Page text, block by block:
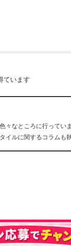
ています
々なところに行ってい
イルに関するコラムも